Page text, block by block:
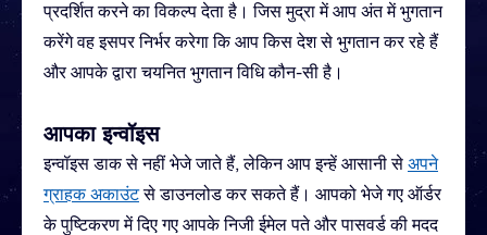
प्रदर्शित करने का विकल्प देता है। जिस मुद्रा में आप अंत में भुगतान
करेंगे वह इसपर निर्भर करेगा कि आप किस देश से भुगतान कर रहे हैं
और आपके द्वारा चयनित भुगतान विधि कौन-सी है।
आपका इन्वॉइस
इन्वॉइस डाक से नहीं भेजे जाते हैं, लेकिन आप इन्हें आसानी से अपने
ग्राहक अकाउंटसे डाउनलोड कर सकते हैं। आपको भेजे गए ऑर्डर
के पुष्टिकरण में दिए गए आपके निजी ईमेल पते और पासवर्ड की मदद